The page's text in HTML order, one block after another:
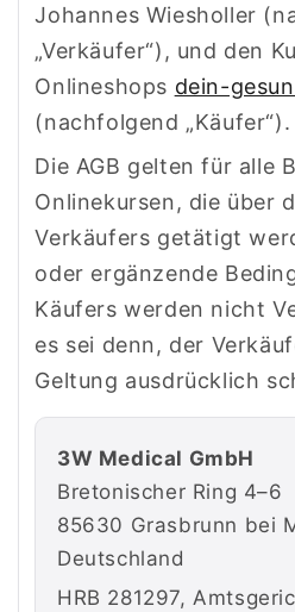
Johannes Wiesholler
„Verkäufer“), und den
Onlineshops dein-
(nachfolgend „Käufer“).
Die AGB gelten für alle
Onlinekursen, die über
Verkäufers getätigt
oder ergänzende
Käufers werden nicht
es sei denn, der
Geltung ausdrücklich
3W Medical GmbH
Bretonischer Ring 4–6
85630 Grasbrunn bei
Deutschland
HRB 281297,